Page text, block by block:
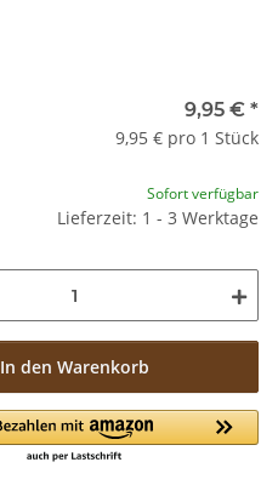
9,95 € *
9,95 € pro 1 Stück
Sofort verfügbar
Lieferzeit: 1 - 3 Werktage
In den Warenkorb